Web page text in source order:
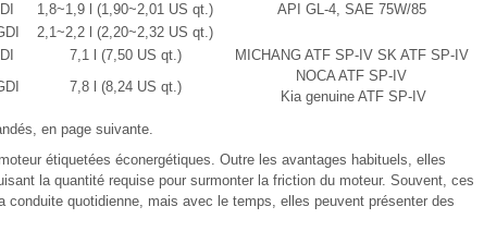
1,8~1,9 l (1,90~2,01 US qt.)
API GL-4, SAE 75W/85
2,1~2,2 l (2,20~2,32 US qt.)
7,1 l (7,50 US qt.)
MICHANG ATF SP-IV SK ATF SP-IV
NOCA ATF SP-IV
Kia genuine ATF SP-IV
7,8 l (8,24 US qt.)
en page suivante.
étiquetées éconergétiques. Outre les avantages habituels, elles
la quantité requise pour surmonter la friction du moteur. Souvent, ces
quotidienne, mais avec le temps, elles peuvent présenter des